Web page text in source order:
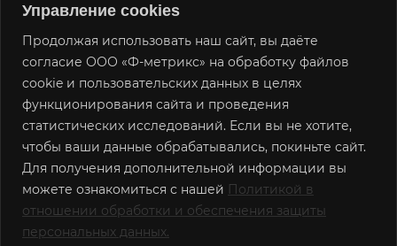
Управление cookies
Продолжая использовать наш сайт, вы даёте
согласие ООО «Ф-метрикс» на обработку файлов
cookie и пользовательских данных в целях
функционирования сайта и проведения
статистических исследований. Если вы не хотите,
чтобы ваши данные обрабатывались, покиньте сайт.
Для получения дополнительной информации вы
можете ознакомиться с нашей Политикой в
отношении обработки и обеспечения защиты
персональных данных.
+7 (499) 600-20-00
inbox@f-metrics.ru
f_metrics
г. Москва, 4-ая ул. 8 марта, д. 6а
Политика в отношении обработки и